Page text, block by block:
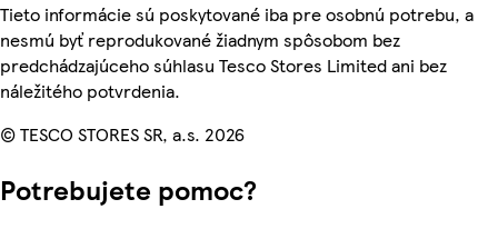
Tieto informácie sú poskytované iba pre osobnú potrebu, a
nesmú byť reprodukované žiadnym spôsobom bez
predchádzajúceho súhlasu Tesco Stores Limited ani bez
náležitého potvrdenia.
© TESCO STORES SR, a.s. 2026
Potrebujete pomoc?